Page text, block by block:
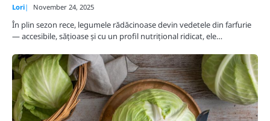
Lori November 24, 2025
În plin sezon rece, legumele rădăcinoase devin vedetele din farfurie
— accesibile, sățioase și cu un profil nutrițional ridicat, ele…